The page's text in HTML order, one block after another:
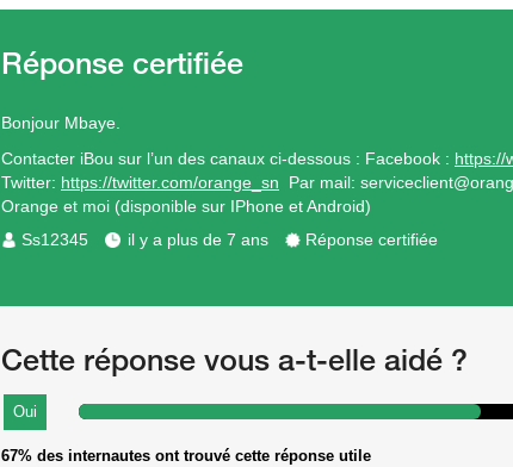
Bonjour Mbaye.
Contacter iBou sur l’un des canaux ci-dessous : Facebook : https://
Twitter: https://twitter.com/orange_sn Par mail:
Orange et moi (disponible sur IPhone et Android)
Ss12345
il y a plus de 7 ans Réponse certifiée
Cette réponse vous a-t-elle aidé ?
Oui
67% des internautes ont trouvé cette réponse utile